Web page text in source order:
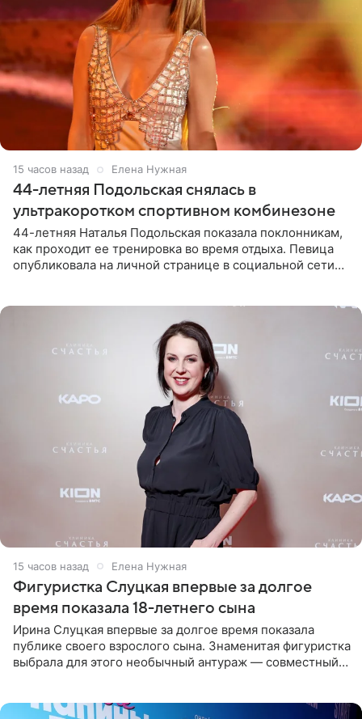
15 часов назад Елена Нужная
44-летняя Подольская снялась в
ультракоротком спортивном комбинезоне
44-летняя Наталья Подольская показала поклонникам,
как проходит ее тренировка во время отдыха. Певица
опубликовала на личной странице в социальной сети
15 часов назад Елена Нужная
Фигуристка Слуцкая впервые за долгое
время показала 18-летнего сына
Ирина Слуцкая впервые за долгое время показала
публике своего взрослого сына. Знаменитая фигуристка
выбрала для этого необычный антураж — совместный